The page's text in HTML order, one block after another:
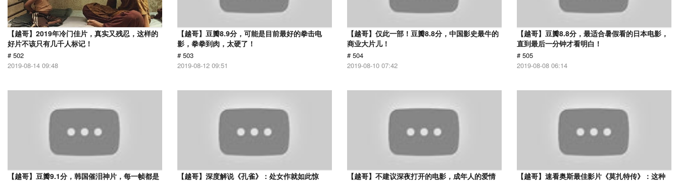
【越哥】2019年冷门佳片，真实又残忍，这样的
好片不该只有几千人标记！
# 502
2019-08-14 09:48
【越哥】豆瓣8.9分，可能是目前最好的拳击电
影，拳拳到肉，太硬了！
# 503
2019-08-12 09:51
【越哥】仅此一部！豆瓣8.8分，中国影史最牛的
商业大片儿！
# 504
2019-08-10 07:42
【越哥】豆瓣8.8分，最适合暑假看的日本电影，
直到最后一分钟才看明白！
# 505
2019-08-08 06:14
【越哥】豆瓣9.1分，韩国催泪神片，每一帧都是
【越哥】深度解说《孔雀》：处女作就如此惊
【越哥】不建议深夜打开的电影，成年人的爱情
【越哥】速看奥斯最佳影片《莫扎特传》：这种